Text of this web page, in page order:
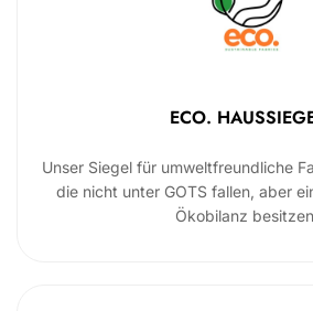
ECO.
Unser Siegel für umweltfreundliche
die nicht unter GOTS fallen, aber
Ökobilanz